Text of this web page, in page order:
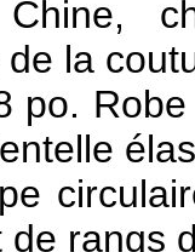
la
po.
de rangs